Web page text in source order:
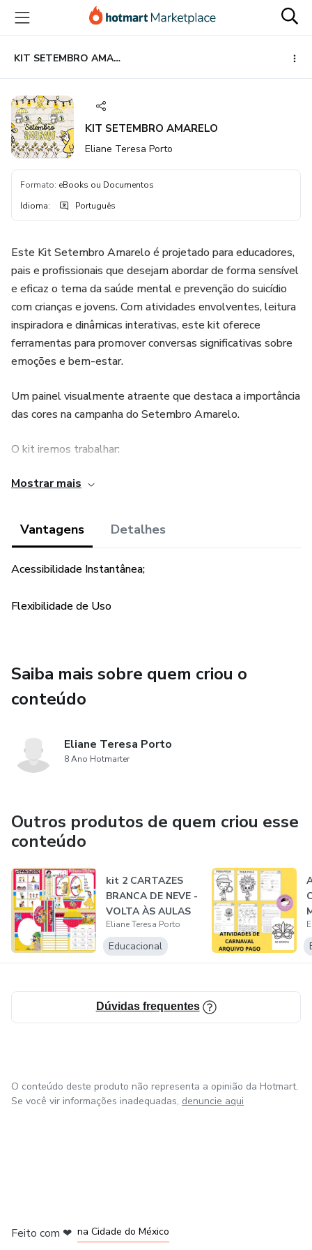
para
conteúdo
principal
para
pagamento
para
rodapé
KIT SETEMBRO AMARELO
KIT SETEMBRO AMARELO
Eliane Teresa Porto
Formato: eBooks ou Documentos
Idioma: Português
Este Kit Setembro Amarelo é projetado para educadores,
pais e profissionais que desejam abordar de forma sensível
e eficaz o tema da saúde mental e prevenção do suicídio
com crianças e jovens. Com atividades envolventes, leitura
inspiradora e dinâmicas interativas, este kit oferece
ferramentas para promover conversas significativas sobre
emoções e bem-estar.
Um painel visualmente atraente que destaca a importância
das cores na campanha do Setembro Amarelo.
O kit iremos trabalhar:
Introdução do que representa o setembro amarelo;
22 páginas no total.
Mostrar mais
Vantagens Detalhes
Acessibilidade Instantânea;
Flexibilidade de Uso
Saiba mais sobre quem criou o
conteúdo
Eliane Teresa Porto
8 Ano Hotmarter
Outros produtos de quem criou esse
conteúdo
kit 2 CARTAZES
BRANCA DE NEVE -
VOLTA ÀS AULAS
Eliane Teresa Porto
Educacional
Dúvidas frequentes
O conteúdo deste produto não representa a opinião da Hotmart.
Se você vir informações inadequadas, denuncie aqui
Feito com ❤ na Cidade do México